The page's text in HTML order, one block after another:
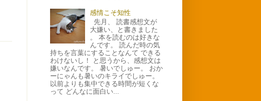
感情こそ知性
先月、 読書感想文が
大嫌い、と書きました
。 本を読むのは好きな
んです。 読んだ時の気
持ちを言葉にすることなんて できる
わけないし！ と思うから、感想文は
嫌いなんです。 暑いでしゅー。 おか
ーにゃんも暑いのキライでしゅー。
以前よりも集中できる時間が短くな
って どんなに面白い...